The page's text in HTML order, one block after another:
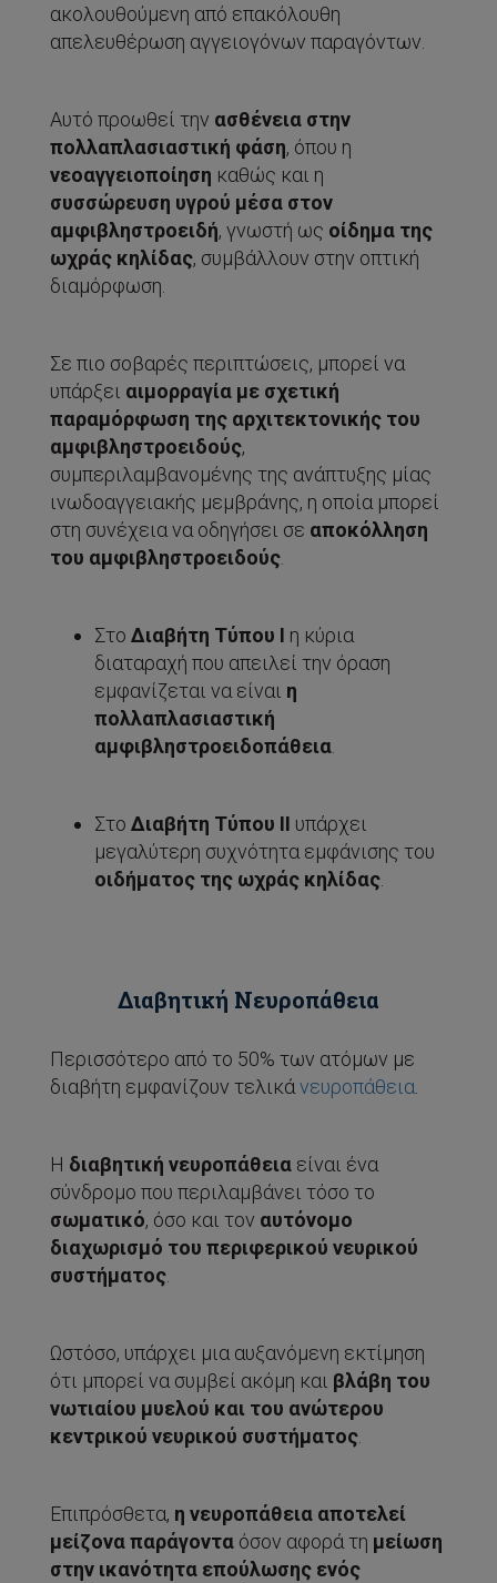
ακολουθούμενη από επακόλουθη
απελευθέρωση αγγειογόνων παραγόντων.
Αυτό προωθεί την ασθένεια στην
πολλαπλασιαστική φάση, όπου η
νεοαγγειοποίηση καθώς και η
συσσώρευση υγρού μέσα στον
αμφιβληστροειδή, γνωστή ως οίδημα της
ωχράς κηλίδας, συμβάλλουν στην οπτική
διαμόρφωση.
Σε πιο σοβαρές περιπτώσεις, μπορεί να
υπάρξει αιμορραγία με σχετική
παραμόρφωση της αρχιτεκτονικής του
αμφιβληστροειδούς,
συμπεριλαμβανομένης της ανάπτυξης μίας
ινωδοαγγειακής μεμβράνης, η οποία μπορεί
στη συνέχεια να οδηγήσει σε αποκόλληση
του αμφιβληστροειδούς
Στο Διαβήτη Τύπου Ι η κύρια
διαταραχή που απειλεί την όραση
εμφανίζεται να είναι η
πολλαπλασιαστική
αμφιβληστροειδοπάθεια
Στο Διαβήτη Τύπου ΙΙ υπάρχει
μεγαλύτερη συχνότητα εμφάνισης του
οιδήματος της ωχράς κηλίδας
Διαβητική Νευροπάθεια
Περισσότερο από το 50% των ατόμων με
διαβήτη εμφανίζουν τελικά νευροπάθεια
Η διαβητική νευροπάθεια είναι ένα
σύνδρομο που περιλαμβάνει τόσο το
σωματικό, όσο και τον αυτόνομο
διαχωρισμό του περιφερικού νευρικού
συστήματος
Ωστόσο, υπάρχει μια αυξανόμενη εκτίμηση
ότι μπορεί να συμβεί ακόμη και βλάβη του
νωτιαίου μυελού και του ανώτερου
κεντρικού νευρικού συστήματος
Επιπρόσθετα, η νευροπάθεια αποτελεί
μείζονα παράγοντα όσον αφορά τη μείωση
στην ικανότητα επούλωσης ενός